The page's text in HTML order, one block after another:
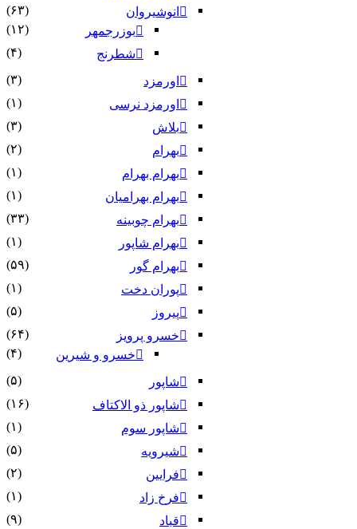
انوشیروان
(۶۳)
بوزرجمهر
(۱۲)
شطرنج
(۴)
اورمزد
(۳)
اورمزد نرسى‏
(۱)
بلاش
(۳)
بهرام
(۲)
بهرام بهرام
(۱)
بهرام بهرامیان‏
(۱)
بهرام چوبینه
(۳۳)
بهرام شاپور
(۱)
بهرام گور
(۵۹)
پوران دخت
(۱)
پیروز
(۵)
خسرو پرویز
(۶۴)
خسرو و شیرین
(۴)
شاپور
(۵)
شاپور ذو الاکتاف
(۱۶)
شاپور سوم‏
(۱)
شیرویه
(۵)
فرایین
(۲)
فرخ زاد
(۱)
قباد
(۹)